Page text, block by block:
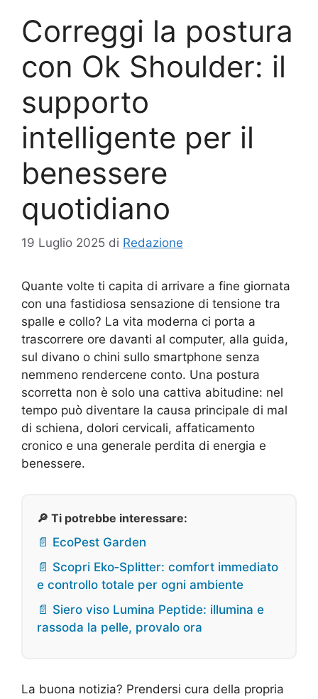
Correggi la postura
con Ok Shoulder: il
supporto
intelligente per il
benessere
quotidiano
19 Luglio 2025 di Redazione
Quante volte ti capita di arrivare a fine giornata
con una fastidiosa sensazione di tensione tra
spalle e collo? La vita moderna ci porta a
trascorrere ore davanti al computer, alla guida,
sul divano o chini sullo smartphone senza
nemmeno rendercene conto. Una postura
scorretta non è solo una cattiva abitudine: nel
tempo può diventare la causa principale di mal
di schiena, dolori cervicali, affaticamento
cronico e una generale perdita di energia e
benessere.
🔎 Ti potrebbe interessare:
📄 EcoPest Garden
📄 Scopri Eko‑Splitter: comfort immediato
e controllo totale per ogni ambiente
📄 Siero viso Lumina Peptide: illumina e
rassoda la pelle, provalo ora
La buona notizia? Prendersi cura della propria